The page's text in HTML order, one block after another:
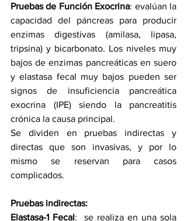
Pruebas de Función Exocrina: evalúan la
capacidad del páncreas para producir
enzimas digestivas (amilasa, lipasa,
tripsina) y bicarbonato. Los niveles muy
bajos de enzimas pancreáticas en suero
y elastasa fecal muy bajos pueden ser
signos de insuficiencia pancreática
exocrina (IPE) siendo la pancreatitis
crónica la causa principal.
Se dividen en pruebas indirectas y
directas que son invasivas, y por lo
mismo se reservan para casos
complicados.
Pruebas indirectas:
Elastasa-1 Fecal:  se realiza en una sola